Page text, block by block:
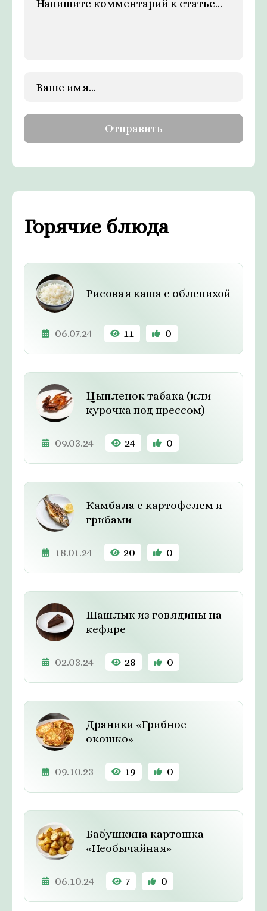
Горячие блюда
Рисовая каша с облепихой
06.07.24 11 0
Цыпленок табака (или
курочка под прессом)
09.03.24 24 0
Камбала с картофелем и
грибами
18.01.24 20 0
Шашлык из говядины на
кефире
02.03.24 28 0
Драники «Грибное
окошко»
09.10.23 19 0
Бабушкина картошка
«Необычайная»
06.10.24 7 0